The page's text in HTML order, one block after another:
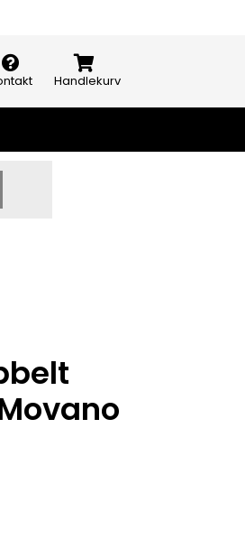
Handlekurv